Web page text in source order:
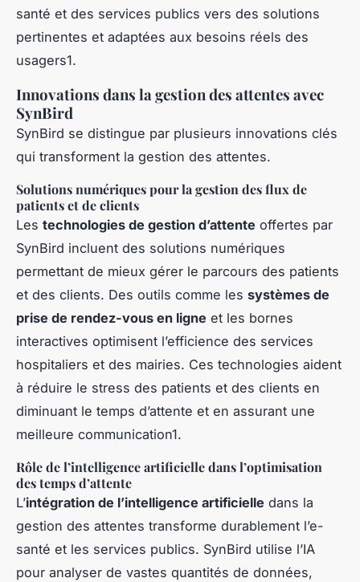
santé et des services publics vers des solutions
pertinentes et adaptées aux besoins réels des
usagers1.
Innovations dans la gestion des attentes avec
SynBird
SynBird se distingue par plusieurs innovations clés
qui transforment la gestion des attentes.
Solutions numériques pour la gestion des flux de
patients et de clients
Les technologies de gestion d’attente offertes par
SynBird incluent des solutions numériques
permettant de mieux gérer le parcours des patients
et des clients. Des outils comme les systèmes de
prise de rendez-vous en ligne et les bornes
interactives optimisent l’efficience des services
hospitaliers et des mairies. Ces technologies aident
à réduire le stress des patients et des clients en
diminuant le temps d’attente et en assurant une
meilleure communication1.
Rôle de l’intelligence artificielle dans l’optimisation
des temps d’attente
L’intégration de l’intelligence artificielle dans la
gestion des attentes transforme durablement l’e-
santé et les services publics. SynBird utilise l’IA
pour analyser de vastes quantités de données,